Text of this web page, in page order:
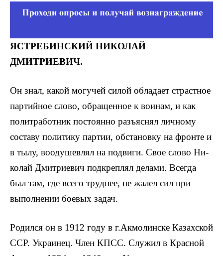
ЯСТРЕБИНСКИЙ НИКОЛАЙ
ДМИТРИЕВИЧ.
Он знал, какой могучей силой обла­дает страстное
партийное слово, об­ращенное к воинам, и как
политра­ботник постоянно разъяснял лич­ному
составу политику партии, об­становку на фронте и
в тылу, вооду­шевлял на подвиги. Свое слово Ни­
колай Дмитриевич подкреплял делами. Всегда
был там, где всего труднее, не жалел сил при
выполне­нии боевых задач.
Родился он в 1912 году в г.Акмо­линске Казахской
ССР. Украинец. Член КПСС. Служил в Красной